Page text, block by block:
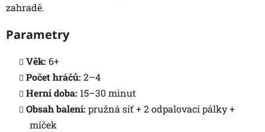
zahradě.
Parametry
Věk: 6+
Počet hráčů: 2–4
Herní doba: 15–30 minut
Obsah balení: pružná síť + 2 odpalovací pálky +
míček